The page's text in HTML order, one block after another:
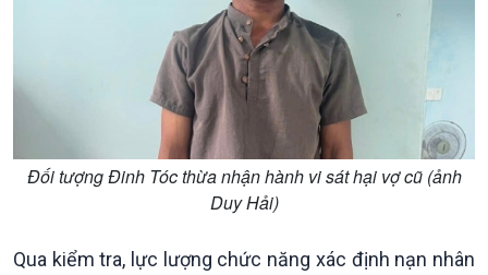
Trước giờ mở cửa
Nông nghiệp & Biển đảo
đảo
Đối tượng Đinh Tóc thừa nhận hành vi sát hại vợ cũ (ảnh
Duy Hải)
Qua kiểm tra, lực lượng chức năng xác định nạn nhân